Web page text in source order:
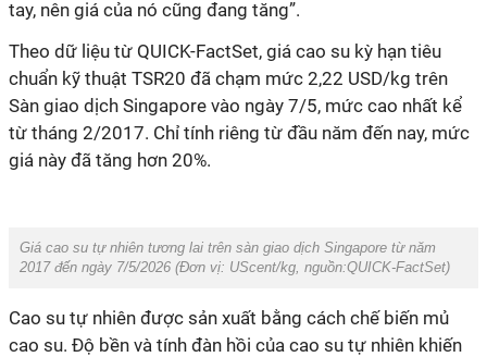
tay, nên giá của nó cũng đang tăng”.
Theo dữ liệu từ QUICK-FactSet, giá cao su kỳ hạn tiêu
chuẩn kỹ thuật TSR20 đã chạm mức 2,22 USD/kg trên
Sàn giao dịch Singapore vào ngày 7/5, mức cao nhất kể
từ tháng 2/2017. Chỉ tính riêng từ đầu năm đến nay, mức
giá này đã tăng hơn 20%.
Giá cao su tự nhiên tương lai trên sàn giao dịch Singapore từ năm
2017 đến ngày 7/5/2026 (Đơn vị: UScent/kg, nguồn:QUICK-FactSet)
Cao su tự nhiên được sản xuất bằng cách chế biến mủ
cao su. Độ bền và tính đàn hồi của cao su tự nhiên khiến